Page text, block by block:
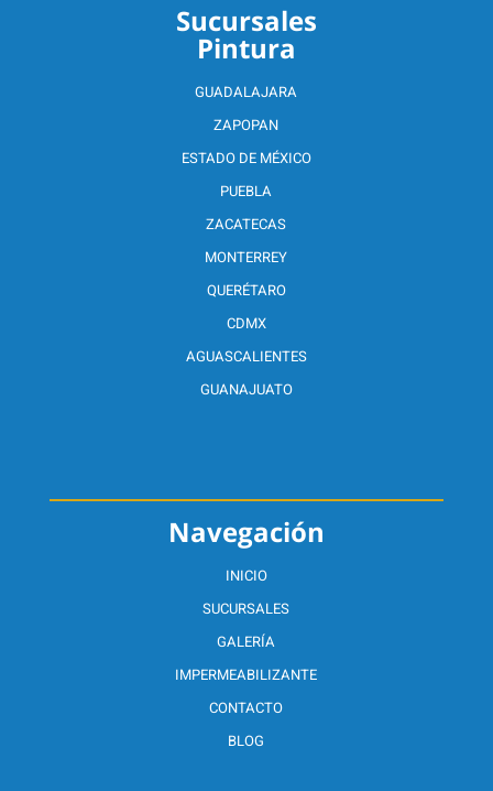
Navegación
INICIO
SUCURSALES
GALERÍA
IMPERMEABILIZANTE
CONTACTO
BLOG
Sucursales
Pintura
GUADALAJARA
ZAPOPAN
ESTADO DE MÉXICO
PUEBLA
ZACATECAS
MONTERREY
QUERÉTARO
CDMX
AGUASCALIENTES
GUANAJUATO